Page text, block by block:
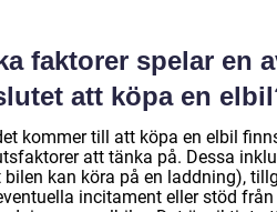
faktorer spelar en
att köpa en
kommer till att köpa en elbil
att tänka på. Dessa
bilen kan köra på en laddning),
incitament eller stöd